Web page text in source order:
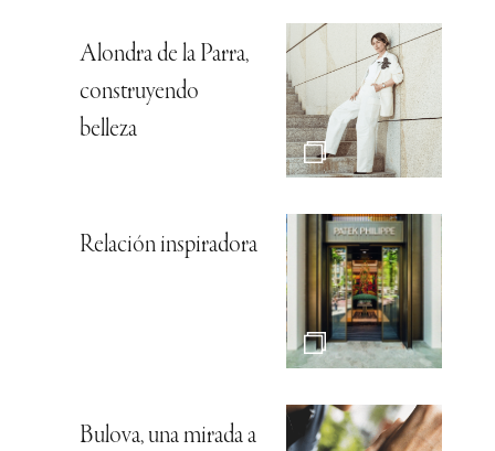
Alondra de la Parra,
construyendo
belleza
Relación inspiradora
Bulova, una mirada a